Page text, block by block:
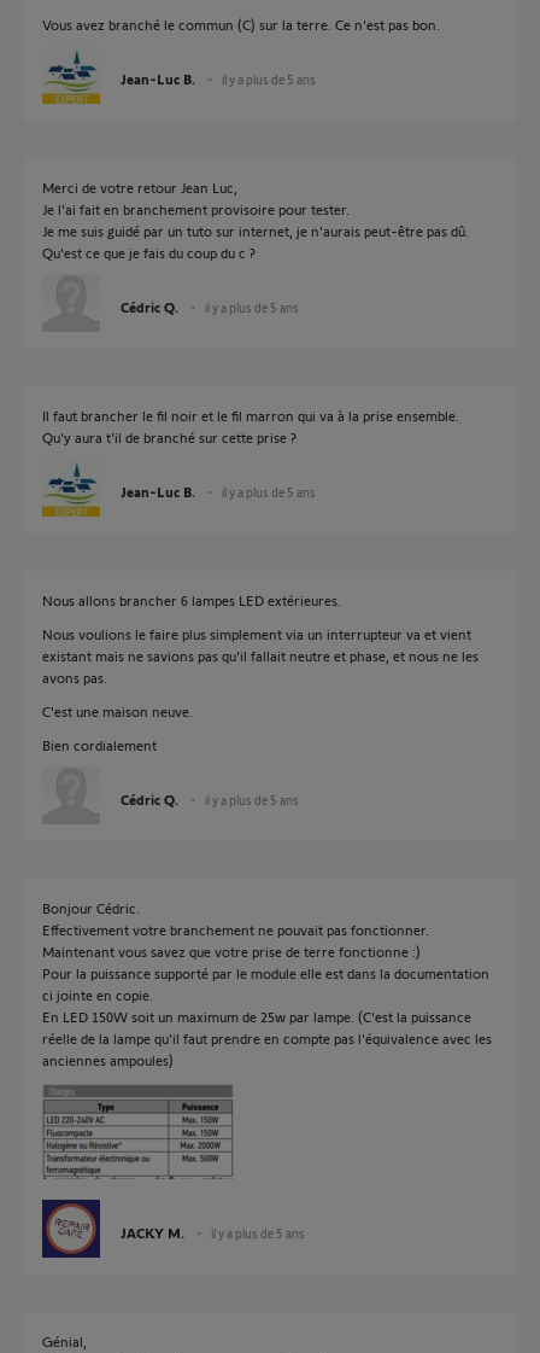
Vous avez branché le commun (C) sur la terre. Ce n'est pas bon.
Jean-Luc B. il y a plus de 5 ans
Merci de votre retour Jean Luc,
Je l'ai fait en branchement provisoire pour tester.
Je me suis guidé par un tuto sur internet, je n'aurais peut-être pas dû.
Qu'est ce que je fais du coup du c ?
Cédric Q. il y a plus de 5 ans
Il faut brancher le fil noir et le fil marron qui va à la prise ensemble.
Qu'y aura t'il de branché sur cette prise ?
Jean-Luc B. il y a plus de 5 ans
Nous allons brancher 6 lampes LED extérieures.
Nous voulions le faire plus simplement via un interrupteur va et vient
existant mais ne savions pas qu'il fallait neutre et phase, et nous ne les
avons pas.
C'est une maison neuve.
Bien cordialement
Cédric Q. il y a plus de 5 ans
Bonjour Cédric.
Effectivement votre branchement ne pouvait pas fonctionner.
Maintenant vous savez que votre prise de terre fonctionne :)
Pour la puissance supporté par le module elle est dans la documentation
ci jointe en copie.
En LED 150W soit un maximum de 25w par lampe. (C'est la puissance
réelle de la lampe qu'il faut prendre en compte pas l'équivalence avec les
anciennes ampoules)
JACKY M. il y a plus de 5 ans
Génial,